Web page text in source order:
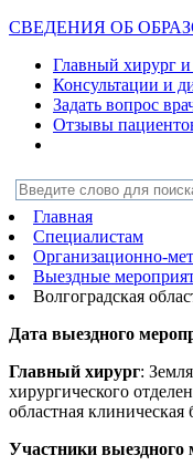
СВЕДЕНИЯ ОБ
Главный хирург и
Консультации и
Задать вопрос
Отзывы
Главная
Специалистам
Организационно-
Выездные
Волгоградская
Дата выездного
Главный хирург:
хирургического
областная
Участники выездного